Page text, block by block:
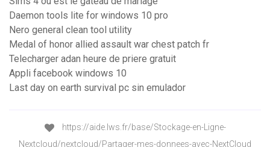
Daemon tools lite for windows 10 pro
Nero general clean tool utility
Medal of honor allied assault war chest patch fr
Telecharger adan heure de priere gratuit
Appli facebook windows 10
Last day on earth survival pc sin emulador
https://aide.lws.fr/base/Stockage-en-Ligne-
Nextcloud/nextcloud/Partager-mes-donnees-avec-NextCloud